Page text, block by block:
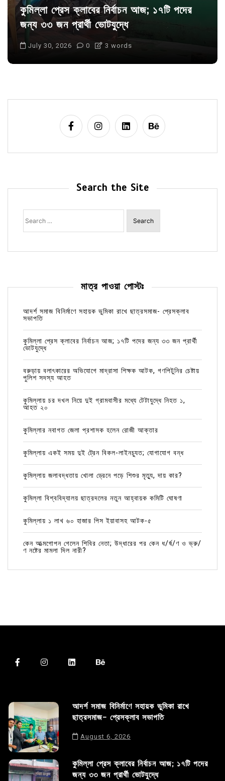
কুমিল্লা প্রেস ক্লাবের নির্বাচন আজ; ১৭টি পদের
জন্য ৩৩ জন প্রার্থী ভোটযুদ্ধে
July 30, 2026 0 3 words
Search the Site
Search
for:
মাত্র পাওয়া পোস্টঃ
আদর্শ সমাজ বিনির্মাণে সহায়ক ভুমিকা রাখে ছাত্রসমাজ- প্রেসক্লাব
সভাপতি
কুমিল্লা প্রেস ক্লাবের নির্বাচন আজ; ১৭টি পদের জন্য ৩৩ জন প্রার্থী
ভোটযুদ্ধে
বরুড়ায় বলাৎকারের অভিযোগে মাদ্রাসা শিক্ষক আটক, গণপিটুনির চেষ্টায়
পুলিশ সদস্য আহত
কুমিল্লায় চর দখল নিয়ে দুই গ্রামবাসীর মধ্যে টেটাযুদ্ধে নিহত ১,
আহত ২০
কুমিল্লার নবাগত জেলা প্রশাসক হলেন রোজী আক্তার
কুমিল্লায় একই সময় দুই ট্রেন বিকল-লাইনচ্যুত; যোগাযোগ বন্ধ
কুমিল্লায় জলাবদ্ধতায় খোলা ড্রেনে পড়ে শিশুর মৃত্যু, দায় কার?
কুমিল্লা বিশ্ববিদ্যালয় ছাত্রদলের নতুন আহ্বায়ক কমিটি ঘোষণা
কুমিল্লায় ১ লাখ ৬০ হাজার পিস ইয়াবাসহ আটক-৫
কেন আত্মগোপন গেলেন শিবির নেতা; উদ্ধারের পর কেন ধ/র্ষ/ণ ও ভ্রু/
ণ নষ্টের মামলা দিল নারী?
আদর্শ সমাজ বিনির্মাণে সহায়ক ভুমিকা রাখে
ছাত্রসমাজ- প্রেসক্লাব সভাপতি
August 6, 2026
কুমিল্লা প্রেস ক্লাবের নির্বাচন আজ; ১৭টি পদের
জন্য ৩৩ জন প্রার্থী ভোটযুদ্ধে